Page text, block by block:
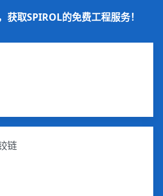
取SPIROL的免费工程服务！
链